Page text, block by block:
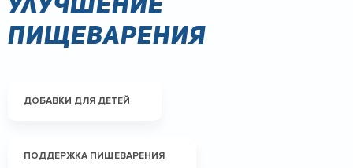
пищеварения
ДОБАВКИ ДЛЯ ДЕТЕЙ
ПОДДЕРЖКА ПИЩЕВАРЕНИЯ